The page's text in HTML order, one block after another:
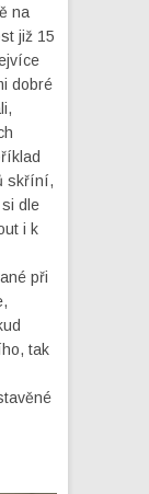
na
již 15
dobré
skříní,
dle
i k
při
tak